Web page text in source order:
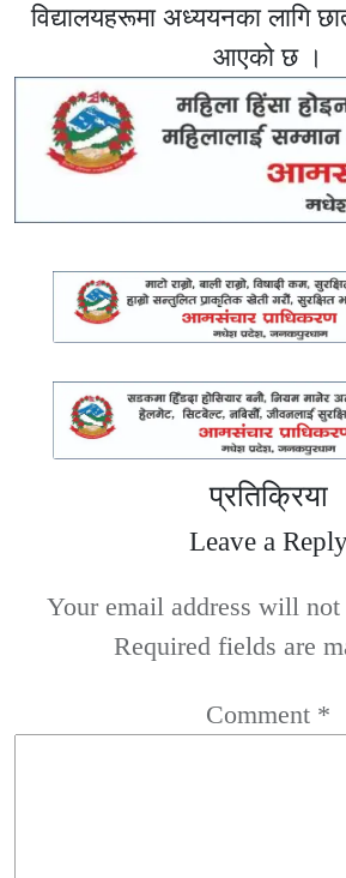
विद्यालयहरूमा अध्ययनका लागि
आएको छ ।
प्रतिक्रिया
Leave a
Your email address will not
Required fields are
Comment *